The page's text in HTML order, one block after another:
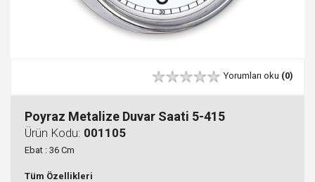
Yorumları oku (0)
Poyraz Metalize Duvar Saati 5-415
Ürün Kodu: 001105
Ebat : 36 Cm
Tüm Özellikleri